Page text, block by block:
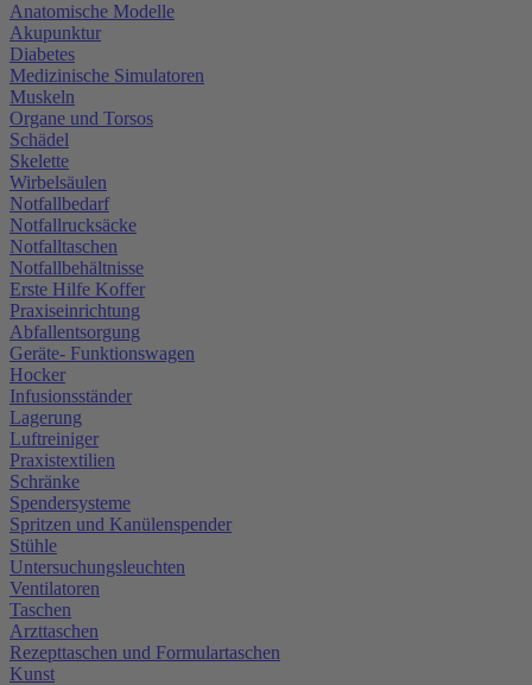
Anatomische Modelle
Akupunktur
Diabetes
Medizinische Simulatoren
Muskeln
Organe und Torsos
Schädel
Skelette
Wirbelsäulen
Notfallbedarf
Notfallrucksäcke
Notfalltaschen
Notfallbehältnisse
Erste Hilfe Koffer
Praxiseinrichtung
Abfallentsorgung
Geräte- Funktionswagen
Hocker
Infusionsständer
Lagerung
Luftreiniger
Praxistextilien
Schränke
Spendersysteme
Spritzen und Kanülenspender
Stühle
Untersuchungsleuchten
Ventilatoren
Taschen
Arzttaschen
Rezepttaschen und Formulartaschen
Kunst